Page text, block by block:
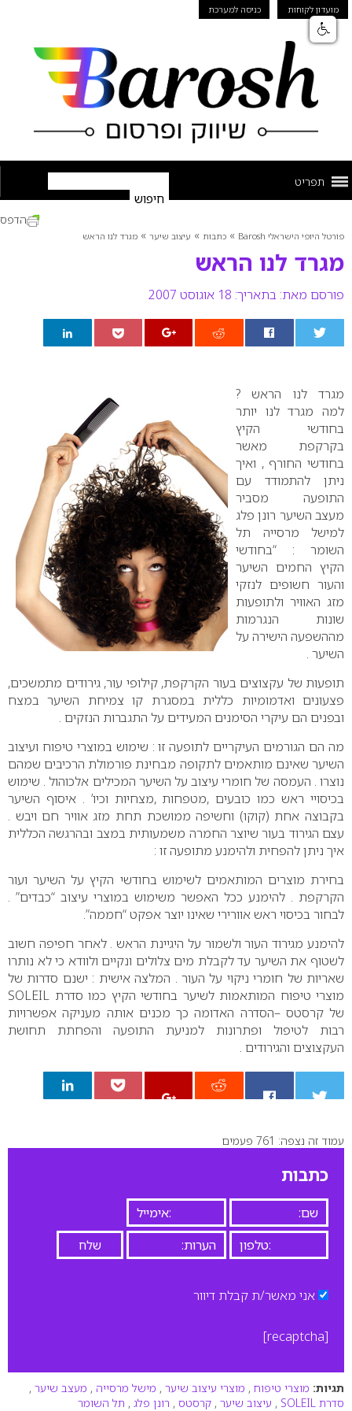
מועדון לקוחות כניסה למערכת
תפריט
פורטל היופי הישראלי Barosh » כתבות » עיצוב שיער » מגרד לנו הראש
מגרד לנו הראש
פורסם מאת: בתאריך: 18 אוגוסט 2007
הדפס
מגרד לנו הראש ?
למה מגרד לנו יותר
בחודשי הקיץ
בקרקפת מאשר
בחודשי החורף , ואיך
ניתן להתמודד עם
התופעה מסביר
מעצב השיער רונן פלג
למישל מרסייה תל
השומר : “בחודשי
הקיץ החמים השיער
והעור חשופים לנזקי
מזג האוויר ולתופעות
שונות הנגרמות
מההשפעה הישירה על
השיער .
תופעות של עקצוצים בעור הקרקפת, קילופי עור, גירודים מתמשכים,
פצעונים ואדמומיות כללית במסגרת קו צמיחת השיער במצח
ובפנים הם עיקרי הסימנים המעידים על התגברות הנזקים .
מה הם הגורמים העיקריים לתופעה זו : שימוש במוצרי טיפוח ועיצוב
השיער שאינם מותאמים לתקופה מבחינת פורמולת הרכיבים שמהם
נוצרו . העמסה של חומרי עיצוב על השיער המכילים אלכוהול . שימוש
בכיסויי ראש כמו כובעים ,מטפחות ,מצחיות וכיו’ . איסוף השיער
בקבוצה אחת (קוקו) וחשיפה ממושכת תחת מזג אוויר חם ויבש .
עצם הגירוד בעור שיוצר החמרה משמעותית במצב ובהרגשה הכללית
איך ניתן להפחית ולהימנע מתופעה זו :
בחירת מוצרים המותאמים לשימוש בחודשי הקיץ על השיער ועור
הקרקפת . להימנע ככל האפשר משימוש במוצרי עיצוב “כבדים” .
לבחור בכיסוי ראש אוורירי שאינו יוצר אפקט “חממה”.
להימנע מגירוד העור ולשמור על היגיינת הראש . לאחר חפיפה חשוב
לשטוף את השיער עד לקבלת מים צלולים ונקיים ולוודא כי לא נותרו
שאריות של חומרי ניקוי על העור . המלצה אישית : ישנם סדרות של
מוצרי טיפוח המותאמות לשיער בחודשי הקיץ כמו סדרת SOLEIL
של קרסטס –הסדרה האדומה כך מכנים אותה מעניקה אפשרויות
רבות לטיפול ופתרונות למניעת התופעה והפחתת תחושת
העקצוצים והגירודים .
0
עמוד זה נצפה: 761 פעמים
כתבות
אני מאשר/ת קבלת דיוור
[recaptcha]
תגיות: מוצרי טיפוח , מוצרי עיצוב שיער , מישל מרסייה , מעצב שיער ,
סדרת SOLEIL
, עיצוב שיער , קרסטס , רונן פלג , תל השומר